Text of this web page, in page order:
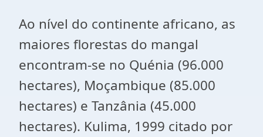
Ao nível do continente africano, as
maiores florestas do mangal
encontram-se no Quénia (96.000
hectares), Moçambique (85.000
hectares) e Tanzânia (45.000
hectares). Kulima, 1999 citado por